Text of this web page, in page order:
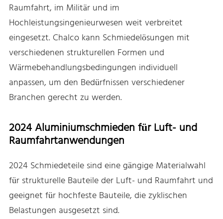
Raumfahrt, im Militär und im
Hochleistungsingenieurwesen weit verbreitet
eingesetzt. Chalco kann Schmiedelösungen mit
verschiedenen strukturellen Formen und
Wärmebehandlungsbedingungen individuell
anpassen, um den Bedürfnissen verschiedener
Branchen gerecht zu werden.
2024 Aluminiumschmieden für Luft- und
Raumfahrtanwendungen
2024 Schmiedeteile sind eine gängige Materialwahl
für strukturelle Bauteile der Luft- und Raumfahrt und
geeignet für hochfeste Bauteile, die zyklischen
Belastungen ausgesetzt sind.